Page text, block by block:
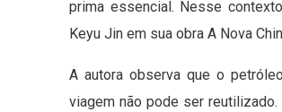
prima essencial. Nesse
Keyu Jin em sua obra A Nova
A autora observa que o
viagem não pode ser